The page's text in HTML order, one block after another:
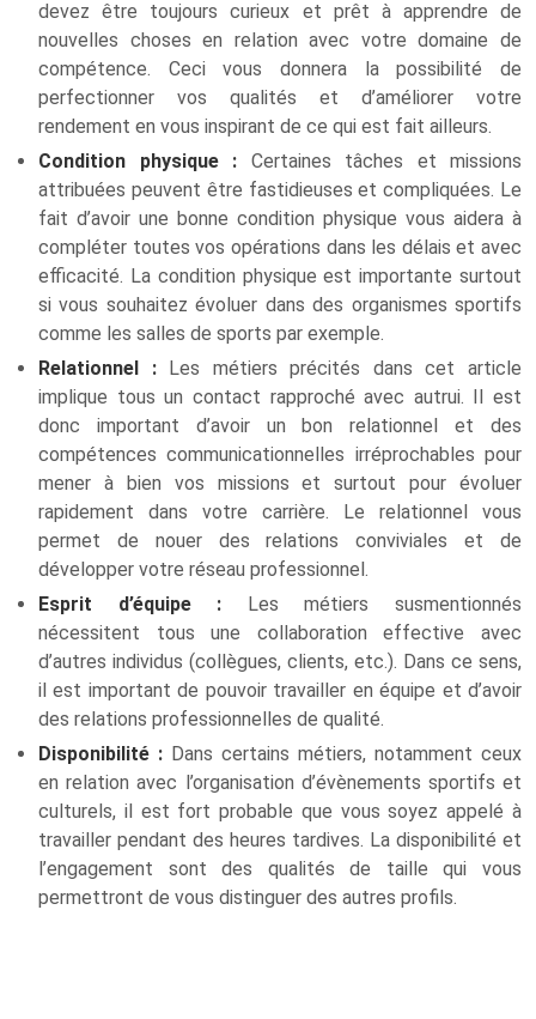
devez être toujours curieux et prêt à apprendre de
nouvelles choses en relation avec votre domaine de
compétence. Ceci vous donnera la possibilité de
perfectionner vos qualités et d’améliorer votre
rendement en vous inspirant de ce qui est fait ailleurs.
Condition physique : Certaines tâches et missions
attribuées peuvent être fastidieuses et compliquées. Le
fait d’avoir une bonne condition physique vous aidera à
compléter toutes vos opérations dans les délais et avec
efficacité. La condition physique est importante surtout
si vous souhaitez évoluer dans des organismes sportifs
comme les salles de sports par exemple.
Relationnel :Les métiers précités dans cet article
implique tous un contact rapproché avec autrui. Il est
donc important d’avoir un bon relationnel et des
compétences communicationnelles irréprochables pour
mener à bien vos missions et surtout pour évoluer
rapidement dans votre carrière. Le relationnel vous
permet de nouer des relations conviviales et de
développer votre réseau professionnel.
Esprit d’équipe : Les métiers susmentionnés
nécessitent tous une collaboration effective avec
d’autres individus (collègues, clients, etc.). Dans ce sens,
il est important de pouvoir travailler en équipe et d’avoir
des relations professionnelles de qualité.
Disponibilité : Dans certains métiers, notamment ceux
en relation avec l’organisation d’évènements sportifs et
culturels, il est fort probable que vous soyez appelé à
travailler pendant des heures tardives. La disponibilité et
l’engagement sont des qualités de taille qui vous
permettront de vous distinguer des autres profils.